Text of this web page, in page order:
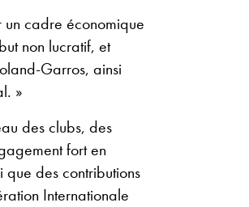
cadre économique
non lucratif, et
Garros, ainsi
»
des clubs, des
fort en
que des contributions
Internationale